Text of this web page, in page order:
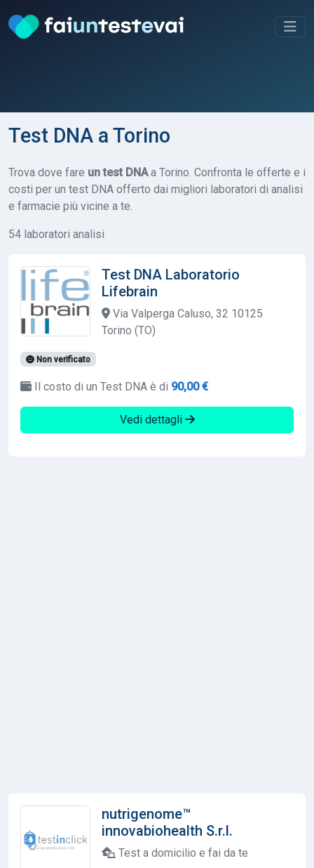
Test DNA a Torino
Trova dove fare un test DNAa Torino. Confronta le offerte e i
costi per un test DNA offerto dai migliori laboratori di analisi
e farmacie più vicine a te.
54 laboratori analisi
Test DNA Laboratorio
Lifebrain
Via Valperga Caluso, 32 10125
Torino (TO)
Non verificato
Il costo di un Test DNA è di 90,00 €
Vedi dettagli
nutrigenome™
innovabiohealth S.r.l.
Test a domicilio e fai da te